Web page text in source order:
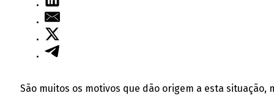
São muitos os motivos que dão origem a esta